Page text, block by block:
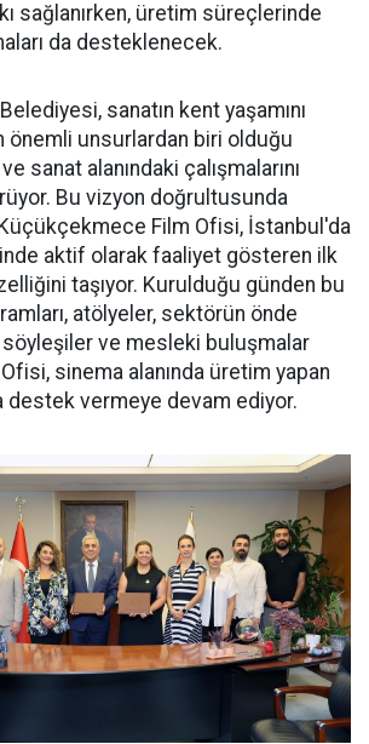
sağlanırken, üretim süreçlerinde
da desteklenecek.
sanatın kent yaşamını
önemli unsurlardan biri olduğu
sanat alanındaki çalışmalarını
Bu vizyon doğrultusunda
Film Ofisi, İstanbul'da
aktif olarak faaliyet gösteren ilk
taşıyor. Kurulduğu günden bu
atölyeler, sektörün önde
ve mesleki buluşmalar
sinema alanında üretim yapan
destek vermeye devam ediyor.